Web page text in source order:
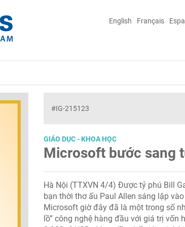
English Français
#IG-215123
GIÁO DỤC - KHOA HỌC
Microsoft bước sang
Hà Nội (TTXVN 4/4) Được tỷ phú Bill
bạn thời thơ ấu Paul Allen sáng lập
Microsoft giờ đây đã là một trong số
lồ” công nghệ hàng đầu với giá trị vốn